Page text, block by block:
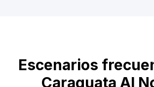
Escenarios
Caraguata Al